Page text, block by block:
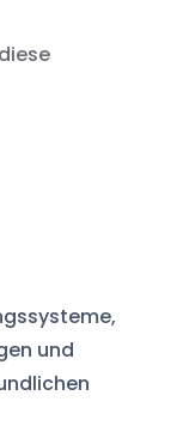
und